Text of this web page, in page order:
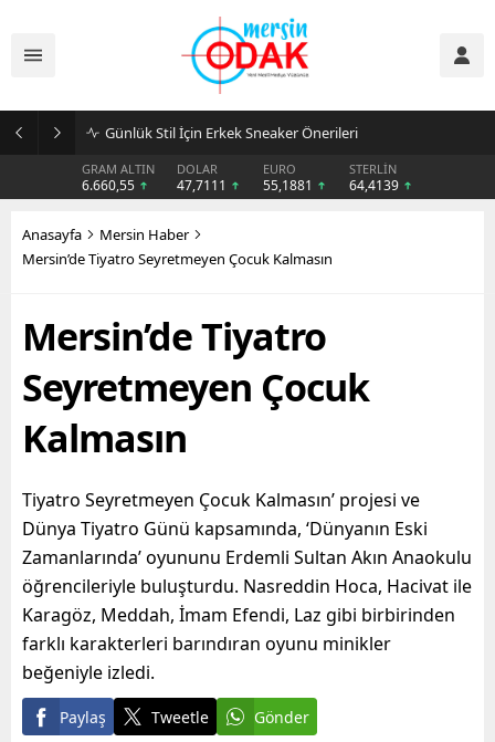
Günlük Stil İçin Erkek Sneaker Önerileri
GRAM ALTIN
6.660,55
DOLAR
47,7111
EURO
55,1881
STERLİN
64,4139
Anasayfa
Mersin Haber
Mersin’de Tiyatro Seyretmeyen Çocuk Kalmasın
Mersin’de Tiyatro
Seyretmeyen Çocuk
Kalmasın
Tiyatro Seyretmeyen Çocuk Kalmasın’ projesi ve
Dünya Tiyatro Günü kapsamında, ‘Dünyanın Eski
Zamanlarında’ oyununu Erdemli Sultan Akın Anaokulu
öğrencileriyle buluşturdu. Nasreddin Hoca, Hacivat ile
Karagöz, Meddah, İmam Efendi, Laz gibi birbirinden
farklı karakterleri barındıran oyunu minikler
beğeniyle izledi.
Paylaş Tweetle Gönder